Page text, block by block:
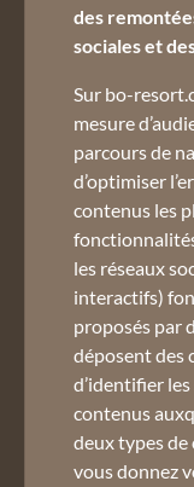
Inscrivez-vous à
Email *
Pour ne rien manquer
Consultation du site
des
sociales et
Sur bo-
mesure
parcours de
d’optimiser
contenus les
les réseaux
interactifs)
proposés par
déposent des
d’identifier
contenus
deux types de
vous donnez